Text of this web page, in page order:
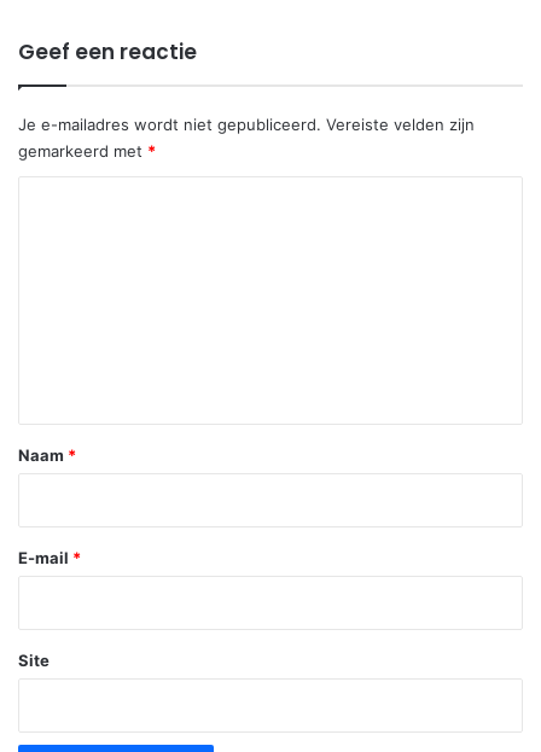
Geef een reactie
Je e-mailadres wordt niet gepubliceerd. Vereiste velden zijn
gemarkeerd met *
*
Naam *
E-mail *
Site